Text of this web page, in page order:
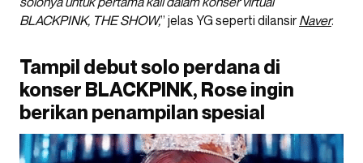
BLACKPINK, THE SHOW,” jelas YG seperti dilansir Naver.
Tampil debut solo perdana di
konser BLACKPINK, Rose ingin
berikan penampilan spesial